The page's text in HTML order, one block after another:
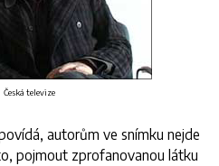
Česká televize
autorům ve snímku nejde
pojmout zprofanovanou látku